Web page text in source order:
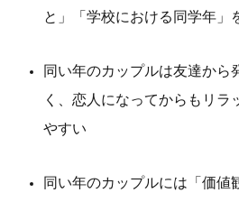
と」「学校における同学年」
同い年のカップルは友達から
く、恋人になってからもリラ
やすい
同い年のカップルには「価値